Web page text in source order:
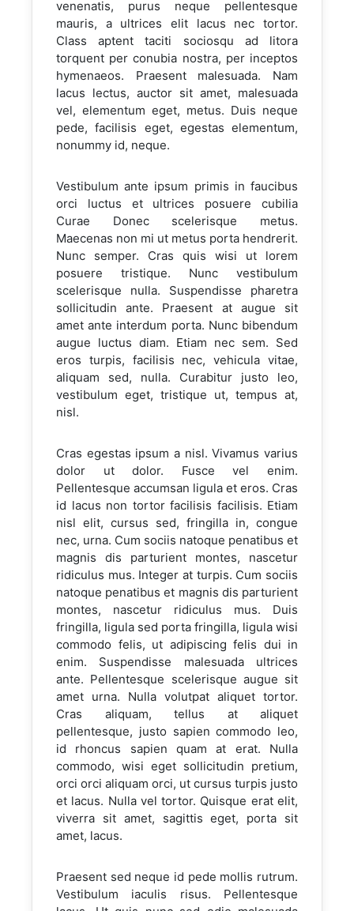
venenatis, purus neque pellentesque
mauris, a ultrices elit lacus nec tortor.
Class aptent taciti sociosqu ad litora
torquent per conubia nostra, per inceptos
hymenaeos. Praesent malesuada. Nam
lacus lectus, auctor sit amet, malesuada
vel, elementum eget, metus. Duis neque
pede, facilisis eget, egestas elementum,
nonummy id, neque.
Vestibulum ante ipsum primis in faucibus
orci luctus et ultrices posuere cubilia
Curae Donec scelerisque metus.
Maecenas non mi ut metus porta hendrerit.
Nunc semper. Cras quis wisi ut lorem
posuere tristique. Nunc vestibulum
scelerisque nulla. Suspendisse pharetra
sollicitudin ante. Praesent at augue sit
amet ante interdum porta. Nunc bibendum
augue luctus diam. Etiam nec sem. Sed
eros turpis, facilisis nec, vehicula vitae,
aliquam sed, nulla. Curabitur justo leo,
vestibulum eget, tristique ut, tempus at,
nisl.
Cras egestas ipsum a nisl. Vivamus varius
dolor ut dolor. Fusce vel enim.
Pellentesque accumsan ligula et eros. Cras
id lacus non tortor facilisis facilisis. Etiam
nisl elit, cursus sed, fringilla in, congue
nec, urna. Cum sociis natoque penatibus et
magnis dis parturient montes, nascetur
ridiculus mus. Integer at turpis. Cum sociis
natoque penatibus et magnis dis parturient
montes, nascetur ridiculus mus. Duis
fringilla, ligula sed porta fringilla, ligula wisi
commodo felis, ut adipiscing felis dui in
enim. Suspendisse malesuada ultrices
ante. Pellentesque scelerisque augue sit
amet urna. Nulla volutpat aliquet tortor.
Cras aliquam, tellus at aliquet
pellentesque, justo sapien commodo leo,
id rhoncus sapien quam at erat. Nulla
commodo, wisi eget sollicitudin pretium,
orci orci aliquam orci, ut cursus turpis justo
et lacus. Nulla vel tortor. Quisque erat elit,
viverra sit amet, sagittis eget, porta sit
amet, lacus.
Praesent sed neque id pede mollis rutrum.
Vestibulum iaculis risus. Pellentesque